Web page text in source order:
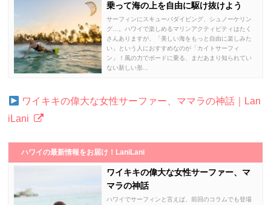
乗って海の上を自由に駆け抜けよう
サーフィンにスキューバダイビング、シュノーケリン
グ…。ハワイで楽しめるマリンアクティビティはたく
さんありますが、「美しい海をもっと自由に楽しみた
い」という人におすすめなのが「カイトサーフィ
ン」！風の力でボードに乗る、まだあまり知られてい
ない新しい形...
ワイキキの偉大な女性サーファー、ママラの神話｜Lan
iLani
ハワイの最新情報をお届け！LaniLani
ワイキキの偉大な女性サーファー、マ
マラの神話
ハワイでサーフィンと言えば、前回のコラムでも登場